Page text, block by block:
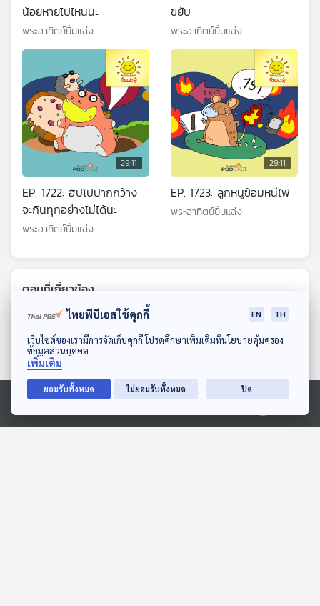
ดาวน์โหลด Thai PBS Podcast Application
Ⓒ 2020 องค์การกระจายเสียงและแพร่ภาพสาธารณะแห่งประเทศไทย
น้อยหายไปไหนนะ
พระอาทิตย์ยิ้มแฉ่ง
ขยับ
พระอาทิตย์ยิ้มแฉ่ง
29:11
EP. 1722: ฮิปโปปากกว้าง
จะกินทุกอย่างไม่ได้นะ
พระอาทิตย์ยิ้มแฉ่ง
29:11
EP. 1723: ลูกหนูซ้อมหนีไฟ
พระอาทิตย์ยิ้มแฉ่ง
ตอนที่เกี่ยวข้อง
29:11 29:11
ไทยพีบีเอสใช้คุกกี้ EN TH
เว็บไซต์ของเรามีการจัดเก็บคุกกี้ โปรดศึกษาเพิ่มเติมที่นโยบายคุ้มครอง
ข้อมูลส่วนบุคคล
เพิ่มเติม
ยอมรับทั้งหมด ไม่ยอมรับทั้งหมด ปิด